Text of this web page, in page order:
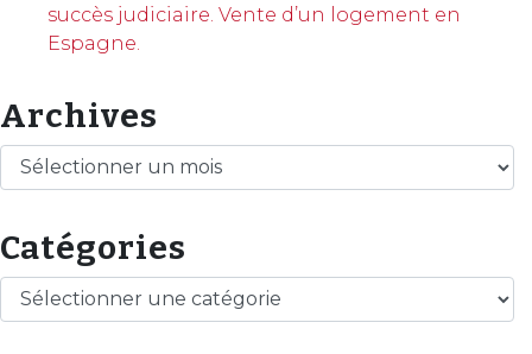
succès judiciaire. Vente d’un logement en
Espagne.
Archives
Archives
Catégories
Catégories